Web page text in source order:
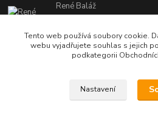
René Baláž
Eshop: +421 902
od 8:00 - do 16:00 hod
info@ikotliky.cz
Tento web používá soubory cookie.
webu vyjadřujete souhlas s jejich
podkategorii
Nastavení